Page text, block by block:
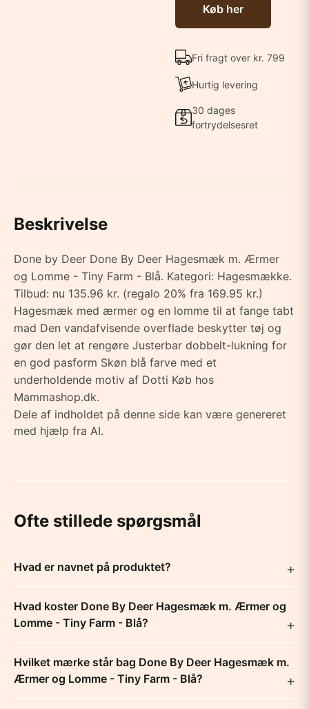
Køb her
Fri fragt over kr. 799
Hurtig levering
30 dages
fortrydelsesret
Beskrivelse
Done by Deer Done By Deer Hagesmæk m. Ærmer
og Lomme - Tiny Farm - Blå. Kategori: Hagesmække.
Tilbud: nu 135.96 kr. (regalo 20% fra 169.95 kr.)
Hagesmæk med ærmer og en lomme til at fange tabt
mad Den vandafvisende overflade beskytter tøj og
gør den let at rengøre Justerbar dobbelt-lukning for
en god pasform Skøn blå farve med et
underholdende motiv af Dotti Køb hos
Mammashop.dk.
Dele af indholdet på denne side kan være genereret
med hjælp fra AI.
Ofte stillede spørgsmål
Hvad er navnet på produktet?
Hvad koster Done By Deer Hagesmæk m. Ærmer og
Lomme - Tiny Farm - Blå?
Hvilket mærke står bag Done By Deer Hagesmæk m.
Ærmer og Lomme - Tiny Farm - Blå?